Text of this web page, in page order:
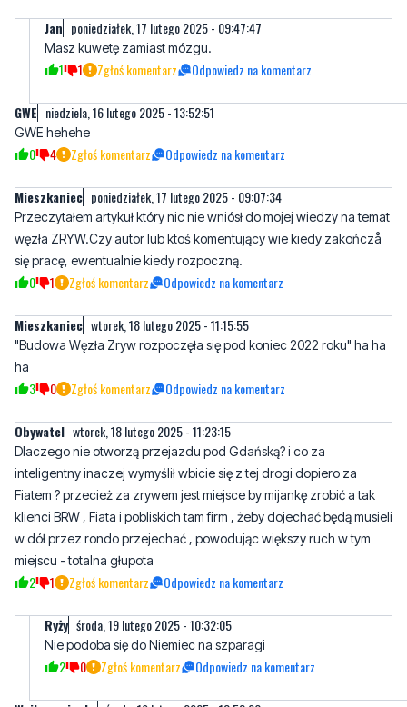
niedziela, 16 lutego 2025 - 13:52:51
GWE hehehe
Mieszkaniec
Przeczytałem artykuł który nic nie wniósł do mojej wiedzy na temat
się pracę, ewentualnie kiedy rozpoczną.
0 1 Zgłoś komentarz Odpowiedz na komentarz
Mieszkaniec wtorek, 18 lutego 2025 - 11:15:55
"Budowa Węzła Zryw rozpoczęła się pod koniec 2022 roku" ha ha
3 0 Zgłoś komentarz Odpowiedz na komentarz
Obywatel
Dlaczego nie otworzą przejazdu pod Gdańską? i co za
Fiatem ? przecież za zrywem jest miejsce by mijankę zrobić a tak
klienci BRW , Fiata i pobliskich tam firm , żeby dojechać będą musieli
w dół przez rondo przejechać , powodując większy ruch w tym
miejscu - totalna głupota
2 1 Zgłoś komentarz Odpowiedz na komentarz
Ryży środa, 19 lutego 2025 - 10:32:05
Nie podoba się do Niemiec na szparagi
Wejherowianka środa, 19 lutego 2025 - 13:58:26
Czytałam, że rozstrzygnięcie przetargu PKP na modernizację linii i